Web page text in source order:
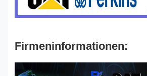
Firmeninformationen: